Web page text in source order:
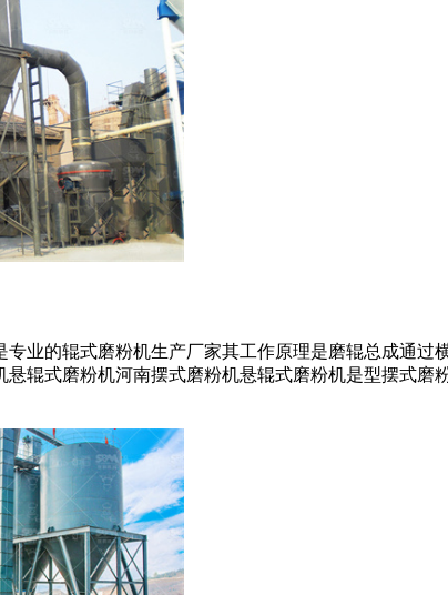
专业的辊式磨粉机生产厂家其工作原理是磨辊总成通
悬辊式磨粉机河南摆式磨粉机悬辊式磨粉机是型摆式磨